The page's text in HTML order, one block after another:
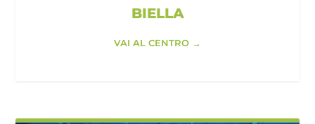
BIELLA
VAI AL CENTRO →